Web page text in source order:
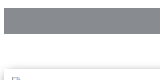
Hotline:0938 906 663